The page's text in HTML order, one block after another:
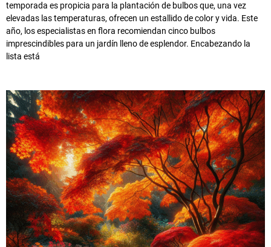
temporada es propicia para la plantación de bulbos que, una vez
elevadas las temperaturas, ofrecen un estallido de color y vida. Este
año, los especialistas en flora recomiendan cinco bulbos
imprescindibles para un jardín lleno de esplendor. Encabezando la
lista está